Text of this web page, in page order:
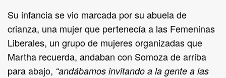
Su infancia se vio marcada por su abuela de
crianza, una mujer que pertenecía a las Femeninas
Liberales, un grupo de mujeres organizadas que
Martha recuerda, andaban con Somoza de arriba
para abajo, “andábamos invitando a la gente a las